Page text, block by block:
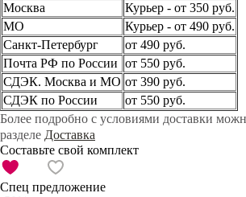
Москва
Курьер - от 350 руб.
МО
Курьер - от 490 руб.
Санкт-Петербург
от 490 руб.
Почта РФ по России от 550 руб.
СДЭК. Москва и МО от 390 руб.
СДЭК по России
от 550 руб.
Более подробно с условиями доставки
разделе Доставка
Составьте свой комплект
Спец предложение